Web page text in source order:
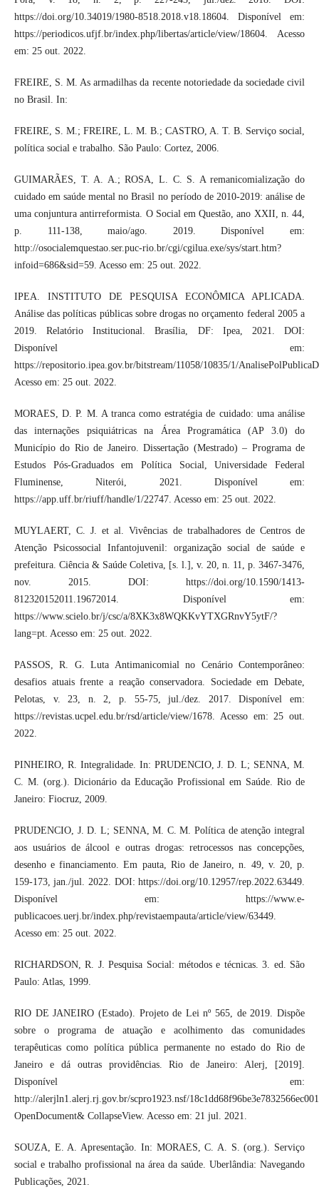
https://doi.org/10.34019/1980-8518.2018.v18.18604. Disponível em:
https://periodicos.ufjf.br/index.php/libertas/article/view/18604. Acesso
em: 25 out. 2022.
FREIRE, S. M. As armadilhas da recente notoriedade da sociedade civil
no Brasil. In:
FREIRE, S. M.; FREIRE, L. M. B.; CASTRO, A. T. B. Serviço social,
política social e trabalho. São Paulo: Cortez, 2006.
GUIMARÃES, T. A. A.; ROSA, L. C. S. A remanicomialização do
cuidado em saúde mental no Brasil no período de 2010-2019: análise de
uma conjuntura antirreformista. O Social em Questão, ano XXII, n. 44,
p. 111-138, maio/ago. 2019. Disponível em:
http://osocialemquestao.ser.puc-rio.br/cgi/cgilua.exe/sys/start.htm?
infoid=686&sid=59. Acesso em: 25 out. 2022.
IPEA. INSTITUTO DE PESQUISA ECONÔMICA APLICADA.
Análise das políticas públicas sobre drogas no orçamento federal 2005 a
2019. Relatório Institucional. Brasília, DF: Ipea, 2021. DOI:
Disponível em:
https://repositorio.ipea.gov.br/bitstream/11058/10835/1/
Acesso em: 25 out. 2022.
MORAES, D. P. M. A tranca como estratégia de cuidado: uma análise
das internações psiquiátricas na Área Programática (AP 3.0) do
Município do Rio de Janeiro. Dissertação (Mestrado) – Programa de
Estudos Pós-Graduados em Política Social, Universidade Federal
Fluminense, Niterói, 2021. Disponível em:
https://app.uff.br/riuff/handle/1/22747. Acesso em: 25 out. 2022.
MUYLAERT, C. J. et al. Vivências de trabalhadores de Centros de
Atenção Psicossocial Infantojuvenil: organização social de saúde e
prefeitura. Ciência & Saúde Coletiva, [s. l.], v. 20, n. 11, p. 3467-3476,
nov. 2015. DOI: https://doi.org/10.1590/1413-
812320152011.19672014. Disponível em:
https://www.scielo.br/j/csc/a/8XK3x8WQKKvYTXGRnvY5ytF/?
lang=pt. Acesso em: 25 out. 2022.
PASSOS, R. G. Luta Antimanicomial no Cenário Contemporâneo:
desafios atuais frente a reação conservadora. Sociedade em Debate,
Pelotas, v. 23, n. 2, p. 55-75, jul./dez. 2017. Disponível em:
https://revistas.ucpel.edu.br/rsd/article/view/1678. Acesso em: 25 out.
2022.
PINHEIRO, R. Integralidade. In: PRUDENCIO, J. D. L; SENNA, M.
C. M. (org.). Dicionário da Educação Profissional em Saúde. Rio de
Janeiro: Fiocruz, 2009.
PRUDENCIO, J. D. L; SENNA, M. C. M. Política de atenção integral
aos usuários de álcool e outras drogas: retrocessos nas concepções,
desenho e financiamento. Em pauta, Rio de Janeiro, n. 49, v. 20, p.
159-173, jan./jul. 2022. DOI: https://doi.org/10.12957/rep.2022.63449.
Disponível em: https://www.e-
publicacoes.uerj.br/index.php/revistaempauta/article/view/63449.
Acesso em: 25 out. 2022.
RICHARDSON, R. J. Pesquisa Social: métodos e técnicas. 3. ed. São
Paulo: Atlas, 1999.
RIO DE JANEIRO (Estado). Projeto de Lei nº 565, de 2019. Dispõe
sobre o programa de atuação e acolhimento das comunidades
terapêuticas como política pública permanente no estado do Rio de
Janeiro e dá outras providências. Rio de Janeiro: Alerj, [2019].
Disponível em:
http://alerjln1.alerj.rj.gov.br/scpro1923.nsf/
OpenDocument& CollapseView. Acesso em: 21 jul. 2021.
SOUZA, E. A. Apresentação. In: MORAES, C. A. S. (org.). Serviço
social e trabalho profissional na área da saúde. Uberlândia: Navegando
Publicações, 2021.